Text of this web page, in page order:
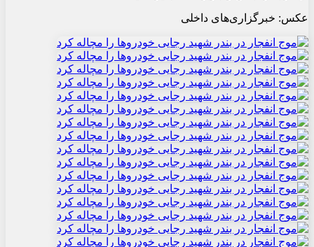
عکس: خبرگزاری‌های داخلی